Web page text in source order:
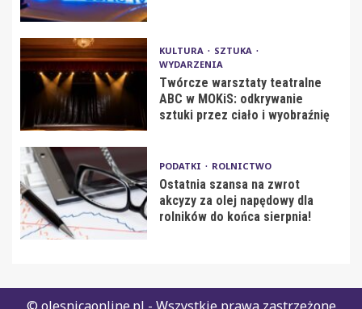
KULTURA
SZTUKA
WYDARZENIA
Twórcze warsztaty teatralne
ABC w MOKiS: odkrywanie
sztuki przez ciało i wyobraźnię
PODATKI ROLNICTWO
Ostatnia szansa na zwrot
akcyzy za olej napędowy dla
rolników do końca sierpnia!